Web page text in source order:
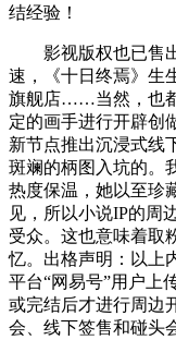
结经验！
影视版权也已售出
速，《十日终焉》生
旗舰店……当然，也
定的画手进行开辟创
新节点推出沉浸式线
斑斓的柄图入坑的。
热度保温，她以至珍
见，所以小说IP的周
受众。这也意味着取
忆。出格声明：以上
平台“网易号”用户上
或完结后才进行周边
会、线下签售和碰头